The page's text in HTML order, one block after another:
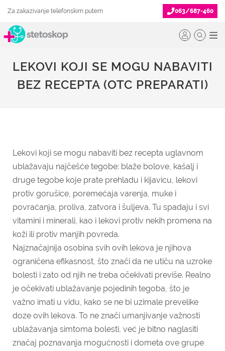
Za zakazivanje telefonskim putem 063/687-460
LEKOVI KOJI SE MOGU NABAVITI
BEZ RECEPTA (OTC PREPARATI)
Lekovi koji se mogu nabaviti bez recepta uglavnom
ublažavaju najčešće tegobe: blaže bolove, kašalj i
druge tegobe koje prate prehladu i kijavicu, lekovi
protiv gorušice, poremećaja varenja, muke i
povraćanja, proliva, zatvora i šuljeva. Tu spadaju i svi
vitamini i minerali, kao i lekovi protiv nekih promena na
koži ili protiv manjih povreda.
Najznačajnija osobina svih ovih lekova je njihova
ograničena efikasnost, što znači da ne utiču na uzroke
bolesti i zato od njih ne treba očekivati previše. Realno
je očekivati ublažavanje pojedinih tegoba, što je
važno imati u vidu, kako se ne bi uzimale prevelike
doze ovih lekova. To ne znači umanjivanje važnosti
ublažavanja simtoma bolesti, već je bitno naglasiti
značaj poznavanja mogućnosti i dometa ove grupe